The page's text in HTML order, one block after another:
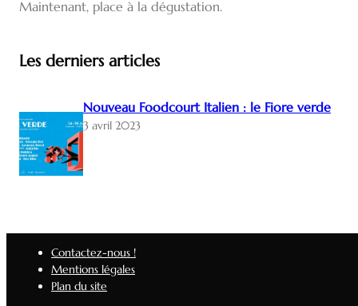
Les derniers articles
Nouveau Foodcourt Italien : le Fiore verde
3 avril 2023
Maintenant, place à la dégustation.
Contactez-nous !
Mentions légales
Plan du site